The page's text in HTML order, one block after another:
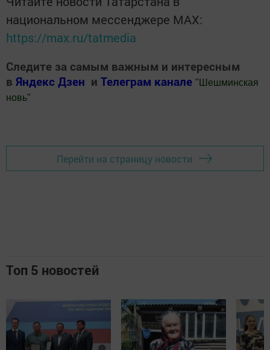
национальном мессенджере MАХ:
https://max.ru/tatmedia
Следите за самым важным и интересным
в Яндекс Дзен и Телеграм канале " Шешминская
новь"
Перейти на страницу новости
Топ 5 новостей